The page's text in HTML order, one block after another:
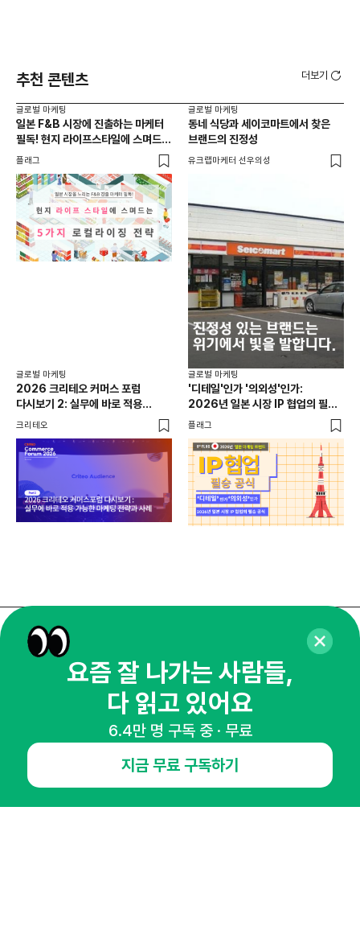
추천 콘텐츠 더보기
글로벌 마케팅
일본 F&B 시장에 진출하는 마케터
필독! 현지 라이프스타일에 스며드는
5가지 로컬라이징 전략
플래그
글로벌 마케팅
동네 식당과 세이코마트에서 찾은
브랜드의 진정성
유크랩마케터 선우의성
글로벌 마케팅
2026 크리테오 커머스 포럼
다시보기 2: 실무에 바로 적용
가능한 마케팅 전략과 사례
크리테오
글로벌 마케팅
'디테일'인가 '의외성'인가:
2026년 일본 시장 IP 협업의 필승
공식
플래그
매주 화요일 아침,
마케팅 감각을 깨워 드릴게요!
65,043명의 마케터를 성장시키는 뉴스레터
NHN AD
요즘 잘 나가는 사람들,
다 읽고 있어요
6.4만 명 구독 중 · 무료
지금 무료 구독하기